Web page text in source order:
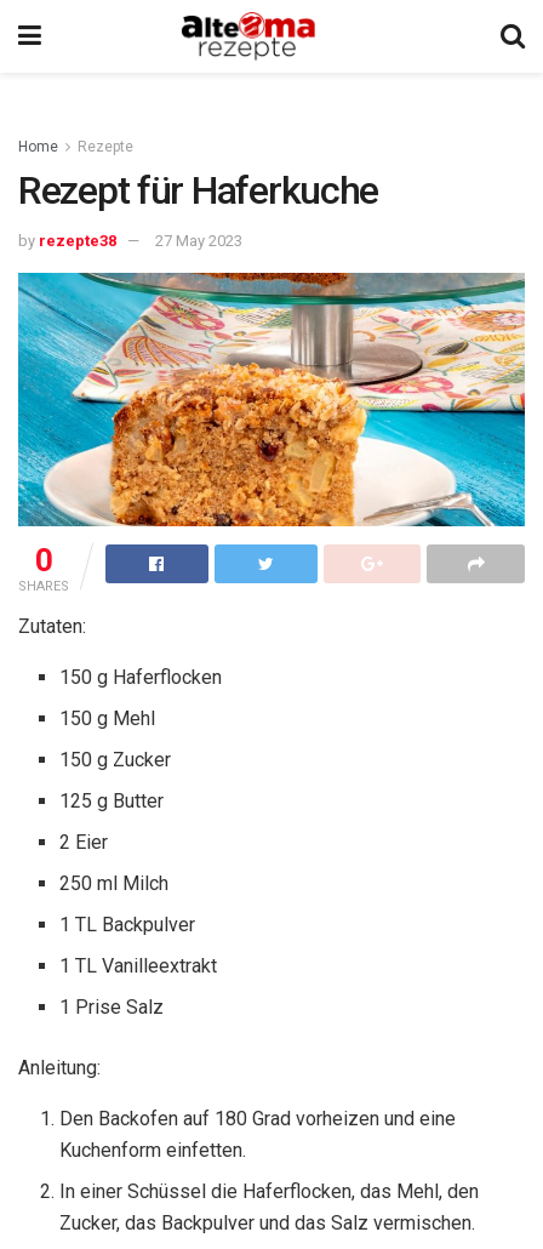
Home Rezepte
Rezept für Haferkuche
by rezepte38 27 May 2023
0
SHARES
Zutaten:
150 g Haferflocken
150 g Mehl
150 g Zucker
125 g Butter
2 Eier
250 ml Milch
1 TL Backpulver
1 TL Vanilleextrakt
1 Prise Salz
Anleitung:
Den Backofen auf 180 Grad vorheizen und eine
Kuchenform einfetten.
In einer Schüssel die Haferflocken, das Mehl, den
Zucker, das Backpulver und das Salz vermischen.